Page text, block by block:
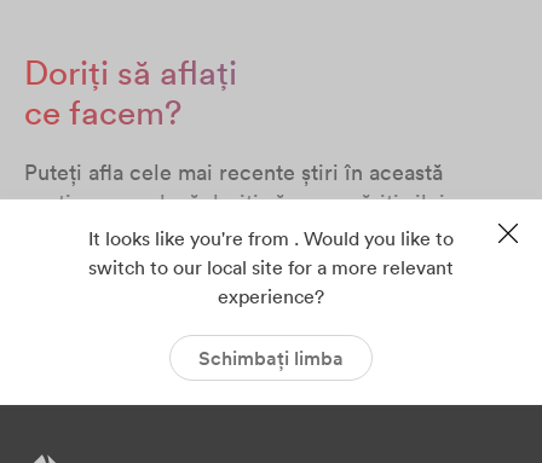
Doriți să aflați
ce facem?
Puteți afla cele mai recente știri în această
secțiune sau dacă doriți să ne urmăriți zilnic,
verificați profilurile noastre de pe rețelele de
socializare de pe Facebook, Twitter, LinkedIn și
It looks like you're from . Would you like to
switch to our local site for a more relevant
experience?
Schimbați limba